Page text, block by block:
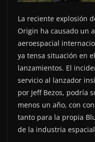
La reciente explosión
Origin ha causado un
aeroespacial
ya tensa situación en
lanzamientos. El
servicio al lanzador
por Jeff Bezos, podría
menos un año, con
tanto para la propia
de la industria